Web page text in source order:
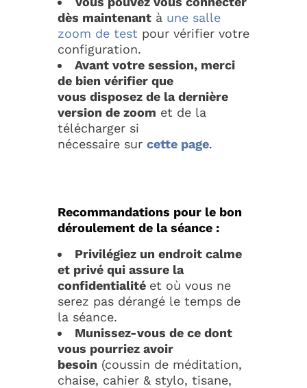
dès maintenant à une salle
zoom de test pour vérifier votre
configuration.
Avant votre session, merci
de bien vérifier que
vous disposez de la dernière
version de zoom et de la
télécharger si
nécessaire sur cette page.
Recommandations pour le bon
déroulement de la séance :
Privilégiez un endroit calme
et privé qui assure la
confidentialité et où vous ne
serez pas dérangé le temps de
la séance.
Munissez-vous de ce dont
vous pourriez avoir
besoin (coussin de méditation,
chaise, cahier & stylo, tisane,